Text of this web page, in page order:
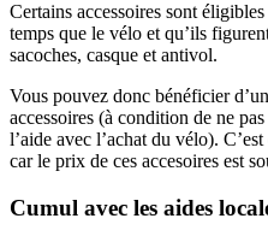
Certains accessoires sont
temps que le vélo et qu’ils
sacoches, casque et antivol.
Vous pouvez donc bénéficier
accessoires (à condition de ne
l’aide avec l’achat du vélo).
car le prix de ces accesoires est
Cumul avec les aides